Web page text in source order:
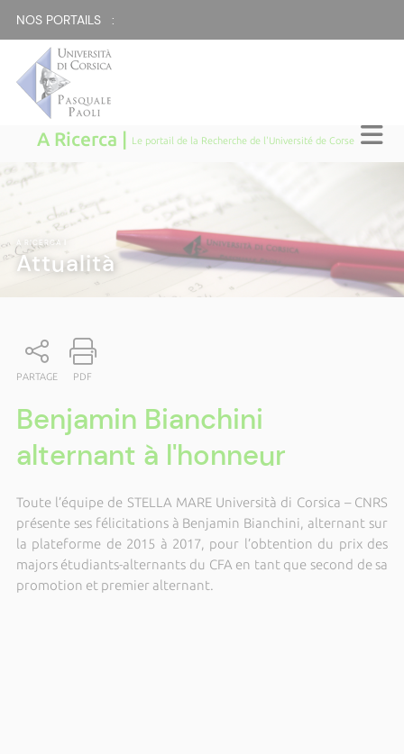
NOS PORTAILS :
A Ricerca | Le portail de la Recherche de l'Université de Corse
A RICERCA
Attualità
PARTAGE PDF
Benjamin Bianchini
alternant à l'honneur
Toute l’équipe de STELLA MARE Università di Corsica – CNRS
présente ses félicitations à Benjamin Bianchini, alternant sur
la plateforme de 2015 à 2017, pour l’obtention du prix des
majors étudiants-alternants du CFA en tant que second de sa
promotion et premier alternant.